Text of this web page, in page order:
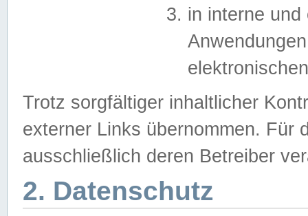
in interne
Trotz sorgfältiger inhaltlicher
externer Links übernommen. Für
ausschließlich deren Betreiber
2. Datenschutz